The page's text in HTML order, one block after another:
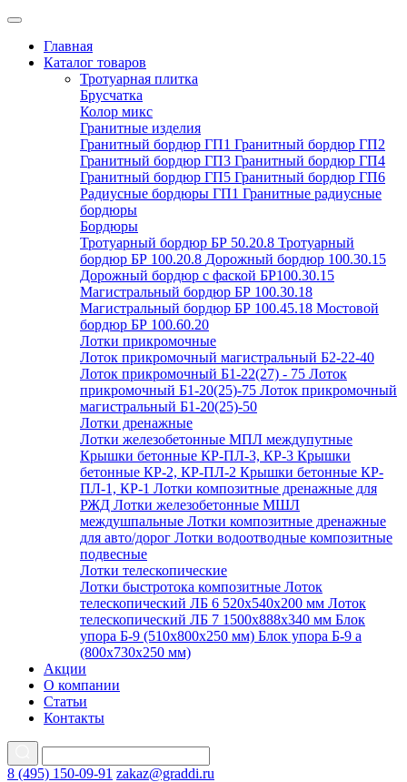
Главная
Каталог товаров
Тротуарная плитка
Брусчатка
Колор микс
Гранитные изделия
Гранитный бордюр ГП1 Гранитный бордюр ГП2
Гранитный бордюр ГП3 Гранитный бордюр ГП4
Гранитный бордюр ГП5 Гранитный бордюр ГП6
Радиусные бордюры ГП1 Гранитные радиусные
бордюры
Бордюры
Тротуарный бордюр БР 50.20.8 Тротуарный
бордюр БР 100.20.8 Дорожный бордюр 100.30.15
Дорожный бордюр с фаской БР100.30.15
Магистральный бордюр БР 100.30.18
Магистральный бордюр БР 100.45.18 Мостовой
бордюр БР 100.60.20
Лотки прикромочные
Лоток прикромочный магистральный Б2-22-40
Лоток прикромочный Б1-22(27) - 75 Лоток
прикромочный Б1-20(25)-75 Лоток прикромочный
магистральный Б1-20(25)-50
Лотки дренажные
Лотки железобетонные МПЛ междупутные
Крышки бетонные КР-ПЛ-3, КР-3 Крышки
бетонные КР-2, КР-ПЛ-2 Крышки бетонные КР-
ПЛ-1, КР-1 Лотки композитные дренажные для
РЖД Лотки железобетонные МШЛ
междушпальные Лотки композитные дренажные
для авто/дорог Лотки водоотводные композитные
подвесные
Лотки телескопические
Лотки быстротока композитные Лоток
телескопический ЛБ 6 520х540х200 мм Лоток
телескопический ЛБ 7 1500х888х340 мм Блок
упора Б-9 (510х800х250 мм) Блок упора Б-9 а
(800х730х250 мм)
Акции
О компании
Статьи
Контакты
8 (495) 150-09-91 zakaz@graddi.ru